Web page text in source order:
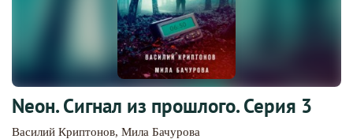
Nеон. Сигнал из прошлого. Серия 3
Василий Криптонов, Мила Бачурова